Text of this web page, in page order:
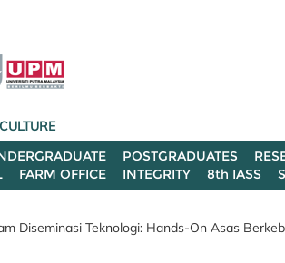
POSTGRADUATES
FARM OFFICE INTEGRITY 8th IASS
Diseminasi Teknologi: Hands-On Asas